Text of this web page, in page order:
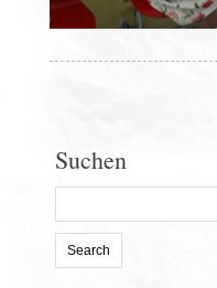
Suchen